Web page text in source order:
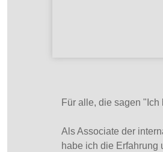
Für alle, die sagen "Ich
Als Associate der
habe ich die Erfahrung